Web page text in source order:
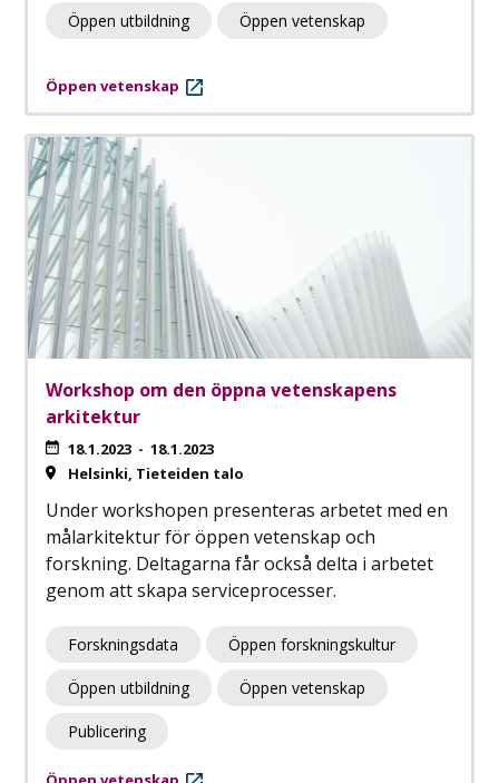
Öppen utbildning Öppen vetenskap
Öppen vetenskap
Workshop om den öppna vetenskapens
arkitektur
18.1.2023 - 18.1.2023
Helsinki Tieteiden talo
Under workshopen presenteras arbetet med en
målarkitektur för öppen vetenskap och
forskning. Deltagarna får också delta i arbetet
genom att skapa serviceprocesser.
Forskningsdata Öppen forskningskultur
Öppen utbildning Öppen vetenskap
Publicering